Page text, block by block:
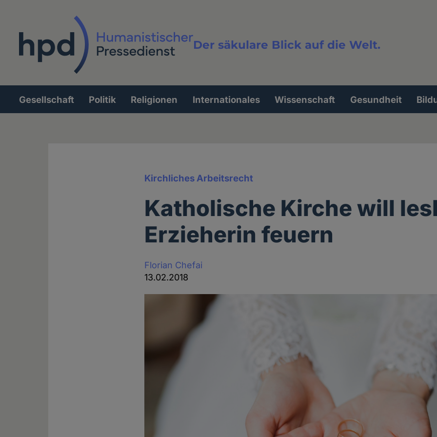
Der säkulare Blick auf die Welt.
Volltextsuche
Hauptnavigation
Gesellschaft Politik Religionen Internationales Wissenschaft Gesundheit
Kirchliches Arbeitsrecht
Katholische Kirche will
Erzieherin feuern
Florian Chefai
13.02.2018